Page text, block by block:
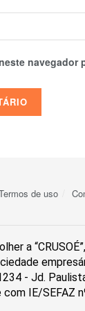
navegador
de uso
a
- Jd.
IE/SEFAZ